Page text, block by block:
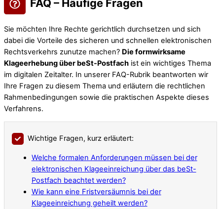
FAQ – Häufige Fragen
Sie möchten Ihre Rechte gerichtlich durchsetzen und sich
dabei die Vorteile des sicheren und schnellen elektronischen
Rechtsverkehrs zunutze machen? Die formwirksame
Klageerhebung über beSt-Postfach ist ein wichtiges Thema
im digitalen Zeitalter. In unserer FAQ-Rubrik beantworten wir
Ihre Fragen zu diesem Thema und erläutern die rechtlichen
Rahmenbedingungen sowie die praktischen Aspekte dieses
Verfahrens.
Wichtige Fragen, kurz erläutert:
Welche formalen Anforderungen müssen bei der
elektronischen Klageeinreichung über das beSt-
Postfach beachtet werden?
Wie kann eine Fristversäumnis bei der
Klageeinreichung geheilt werden?